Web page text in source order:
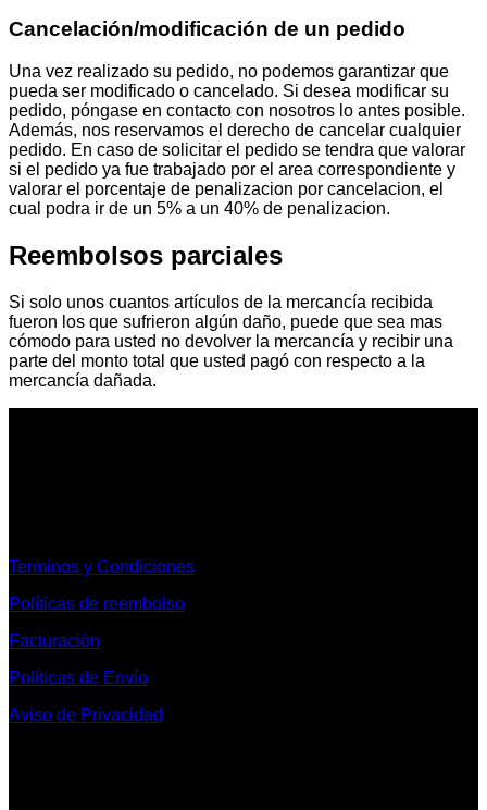
Cancelación/modificación de un pedido
Una vez realizado su pedido, no podemos garantizar que
pueda ser modificado o cancelado. Si desea modificar su
pedido, póngase en contacto con nosotros lo antes posible.
Además, nos reservamos el derecho de cancelar cualquier
pedido. En caso de solicitar el pedido se tendra que valorar
si el pedido ya fue trabajado por el area correspondiente y
valorar el porcentaje de penalizacion por cancelacion, el
cual podra ir de un 5% a un 40% de penalizacion.
Reembolsos parciales
Si solo unos cuantos artículos de la mercancía recibida
fueron los que sufrieron algún daño, puede que sea mas
cómodo para usted no devolver la mercancía y recibir una
parte del monto total que usted pagó con respecto a la
mercancía dañada.
Terminos y Condiciones
Políticas de reembolso
Facturación
Políticas de Envío
Aviso de Privacidad